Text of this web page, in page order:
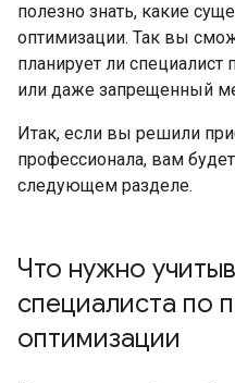
полезно знать, какие
оптимизации. Так вы
планирует ли
или даже запрещенный
Итак, если вы решили
профессионала, вам
следующем разделе.
Что нужно
специалиста по
оптимизации